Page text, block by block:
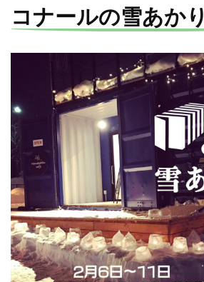
コナールの雪あかり